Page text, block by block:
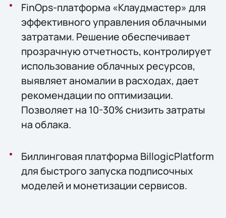
FinOps-платформа «Клаудмастер» для
эффективного управления облачными
затратами. Решение обеспечивает
прозрачную отчетность, контролирует
использование облачных ресурсов,
выявляет аномалии в расходах, дает
рекомендации по оптимизации.
Позволяет на 10-30% снизить затраты
на облака.
Биллинговая платформа BillogicPlatform
для быстрого запуска подписочных
моделей и монетизации сервисов.